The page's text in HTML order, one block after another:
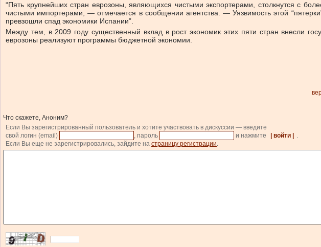
“Пять крупнейших стран еврозоны, являющихся чистыми экспортерами, столкнутся с
чистыми импортерами, — отмечается в сообщении агентства. — Уязвимость этой
превзошли спад экономики Испании”.
Между тем, в 2009 году существенный вклад в рост экономик этих пяти стран внесли
еврозоны реализуют программы бюджетной экономии.
Что скажете, Аноним?
Если Вы зарегистрированный пользователь и хотите участвовать в дискуссии — введите
свой логин (email)
, пароль и нажмите | войти |
.
Если Вы еще не зарегистрировались, зайдите на страницу регистрации.